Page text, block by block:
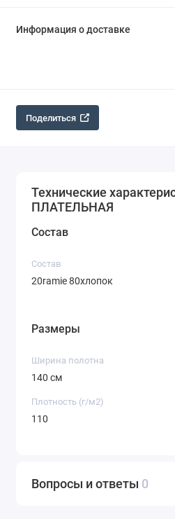
Информация о доставке
Поделиться
Технические
ПЛАТЕЛЬНАЯ
Состав
Состав
20ramie 80хлопок
Размеры
Ширина полотна
140 см
Плотность (г/м2)
110
Вопросы и ответы 0